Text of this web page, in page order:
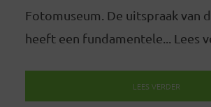
Fotomuseum. De uitspraak van
heeft een fundamentele... Lees
LEES VERDER